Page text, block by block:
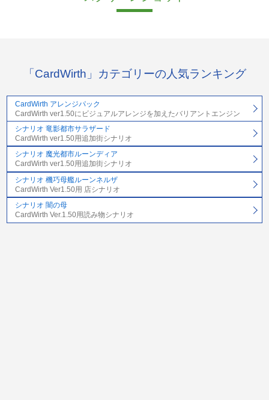
「CardWirth」カテゴリーの人気ランキング
CardWirth アレンジパック
CardWirth ver1.50にビジュアルアレンジを加えたバリアントエンジン
シナリオ 竜影都市サラザード
CardWirth ver1.50用追加街シナリオ
シナリオ 魔光都市ルーンディア
CardWirth ver1.50用追加街シナリオ
シナリオ 機巧母艦ルーンネルザ
CardWirth Ver1.50用 店シナリオ
シナリオ 闇の母
CardWirth Ver.1.50用読み物シナリオ